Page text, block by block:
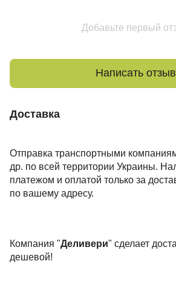
Добавьте первый
Написать отзыв
Доставка
Отправка транспортными
др. по всей территории Украины.
платежом и оплатой только за
по вашему адресу.
Компания "Деливери" сделает
дешевой!